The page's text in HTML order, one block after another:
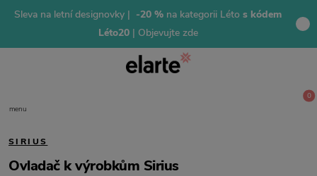
Sleva na letní designovky | -20 % na kategorii Léto s kódem
Léto20 | Objevujte zde
menu
0
SIRIUS
Ovladač k výrobkům Sirius